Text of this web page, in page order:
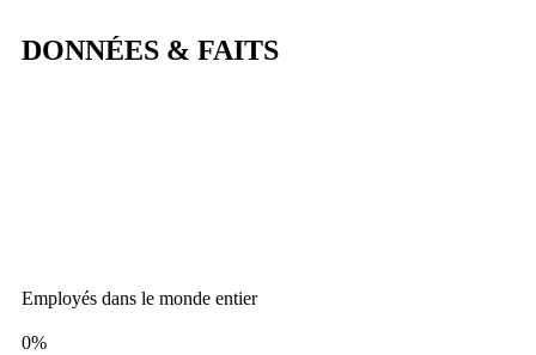
DONNÉES & FAITS
Employés dans le monde entier
0%